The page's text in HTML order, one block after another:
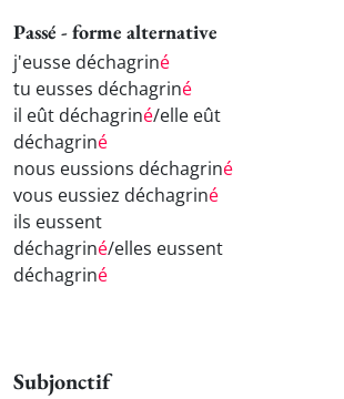
Passé - forme alternative
j'eusse déchagriné
tu eusses déchagriné
il eût déchagriné/elle eût
déchagriné
nous eussions déchagriné
vous eussiez déchagriné
ils eussent
déchagriné/elles eussent
déchagriné
Subjonctif